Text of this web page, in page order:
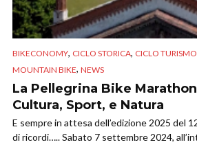
BIKECONOMY, CICLO STORICA, CICLO TURISMO
MOUNTAIN BIKE, NEWS
La Pellegrina Bike
Cultura, Sport, e Natura
E sempre in attesa dell’edizione 2025 del
di ricordi….. Sabato 7 settembre 2024,